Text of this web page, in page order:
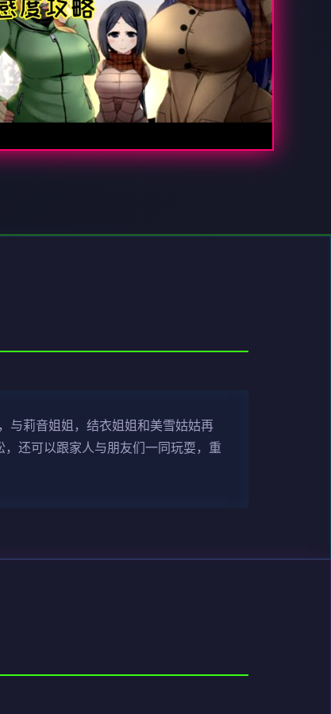
与莉音姐姐，结衣姐姐和美雪姑姑再
还可以跟家人与朋友们一同玩耍，重